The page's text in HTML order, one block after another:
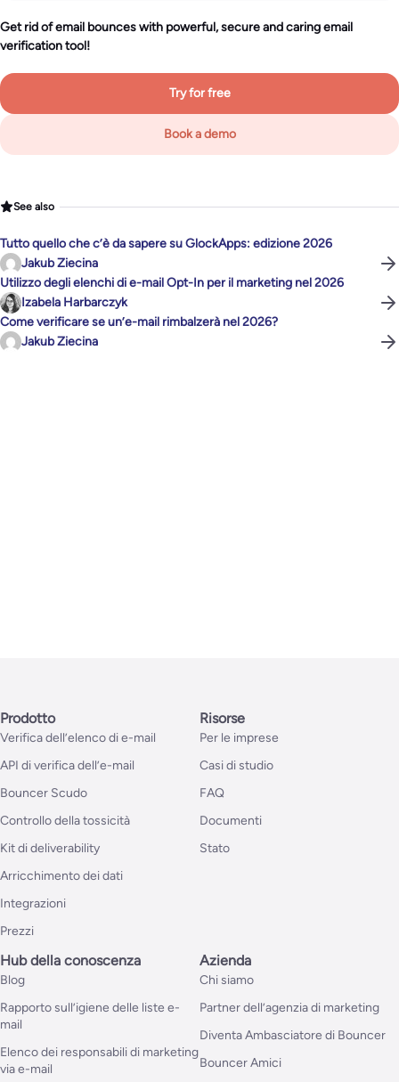
Get rid of email bounces with powerful, secure and caring email
verification tool!
Try for free
Book a demo
See also
Tutto quello che c’è da sapere su GlockApps: edizione 2026
Jakub Ziecina
Utilizzo degli elenchi di e-mail Opt-In per il marketing nel 2026
Izabela Harbarczyk
Come verificare se un’e-mail rimbalzerà nel 2026?
Jakub Ziecina
Prodotto
Verifica dell’elenco di e-mail
API di verifica dell’e-mail
Bouncer Scudo
Controllo della tossicità
Kit di deliverability
Arricchimento dei dati
Integrazioni
Prezzi
Risorse
Per le imprese
Casi di studio
FAQ
Documenti
Stato
Hub della conoscenza
Blog
Rapporto sull’igiene delle liste e-
mail
Elenco dei responsabili di marketing
via e-mail
Azienda
Chi siamo
Partner dell’agenzia di marketing
Diventa Ambasciatore di Bouncer
Bouncer Amici